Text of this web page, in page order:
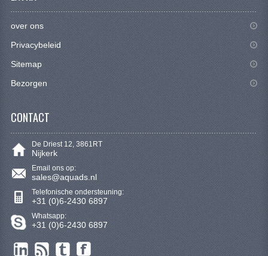
BODY KAPPEN EN FRAME
ELEKTRONICA
over ons
Privacybeleid
Sitemap
Bezorgen
CONTACT
De Driest 12, 3861RT
Nijkerk
Email ons op:
sales@aquads.nl
Telefonische ondersteuning:
+31 (0)6-2430 6897
Whatsapp:
+31 (0)6-2430 6897